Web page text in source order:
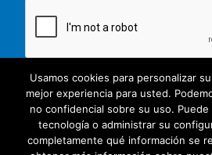
Usamos cookies para personalizar
mejor experiencia para usted.
no confidencial sobre su uso.
tecnología o administrar su
completamente qué información se